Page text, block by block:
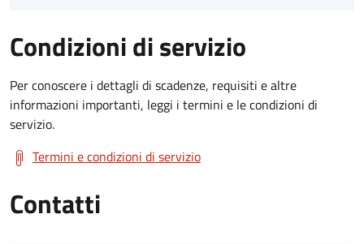
Condizioni di servizio
Per conoscere i dettagli di scadenze, requisiti e altre
informazioni importanti, leggi i termini e le condizioni di
servizio.
Termini e condizioni di servizio
Contatti